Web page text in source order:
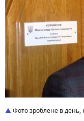
Фото зроблене в день,